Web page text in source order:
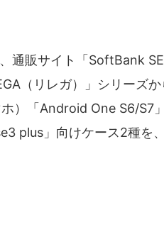
通販サイト「SoftBank
（リレガ）」シリーズ
）「Android One S6/S7
plus」向けケース2種を